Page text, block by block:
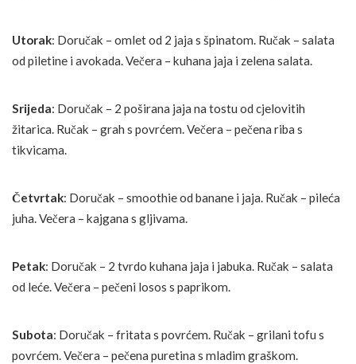
Utorak: Doručak – omlet od 2 jaja s špinatom. Ručak – salata
od piletine i avokada. Večera – kuhana jaja i zelena salata.
Srijeda: Doručak – 2 poširana jaja na tostu od cjelovitih
žitarica. Ručak – grah s povrćem. Večera – pečena riba s
tikvicama.
Četvrtak: Doručak – smoothie od banane i jaja. Ručak – pileća
juha. Večera – kajgana s gljivama.
Petak: Doručak – 2 tvrdo kuhana jaja i jabuka. Ručak – salata
od leće. Večera – pečeni losos s paprikom.
Subota: Doručak – fritata s povrćem. Ručak – grilani tofu s
povrćem. Večera – pečena puretina s mladim graškom.